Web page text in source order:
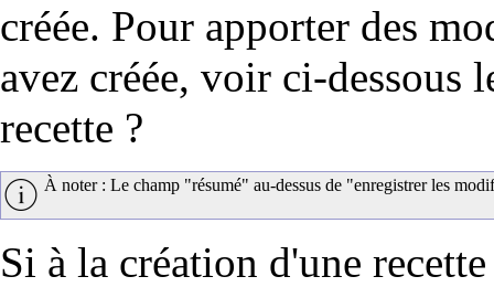
créée. Pour apporter des
avez créée, voir ci-dessous
recette ?
À noter : Le champ "résumé" au-dessus de "enregistrer les
Si à la création d'une